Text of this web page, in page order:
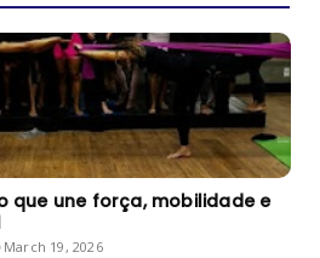
que une força, mobilidade e
March 19, 2026